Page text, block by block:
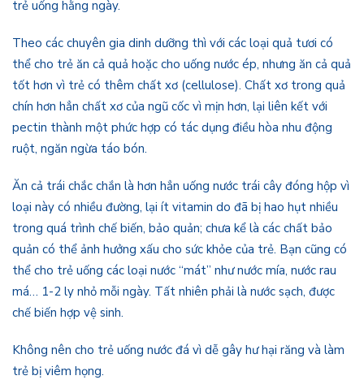
trẻ uống hằng ngày.
Theo các chuyên gia dinh dưỡng thì với các loại quả tươi có
thể cho trẻ ăn cả quả hoặc cho uống nước ép, nhưng ăn cả quả
tốt hơn vì trẻ có thêm chất xơ (cellulose). Chất xơ trong quả
chín hơn hẳn chất xơ của ngũ cốc vì mịn hơn, lại liên kết với
pectin thành một phức hợp có tác dụng điều hòa nhu động
ruột, ngăn ngừa táo bón.
Ăn cả trái chắc chắn là hơn hẳn uống nước trái cây đóng hộp vì
loại này có nhiều đường, lại ít vitamin do đã bị hao hụt nhiều
trong quá trình chế biến, bảo quản; chưa kể là các chất bảo
quản có thể ảnh hưởng xấu cho sức khỏe của trẻ. Bạn cũng có
thể cho trẻ uống các loại nước “mát” như nước mía, nước rau
má… 1-2 ly nhỏ mỗi ngày. Tất nhiên phải là nước sạch, được
chế biến hợp vệ sinh.
Không nên cho trẻ uống nước đá vì dễ gây hư hại răng và làm
trẻ bị viêm họng.